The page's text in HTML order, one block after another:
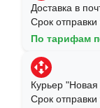
Доставка в
Срок
По тарифам
Курьер
Срок